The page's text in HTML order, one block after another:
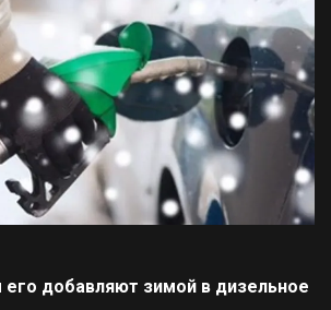
его добавляют зимой в дизельное